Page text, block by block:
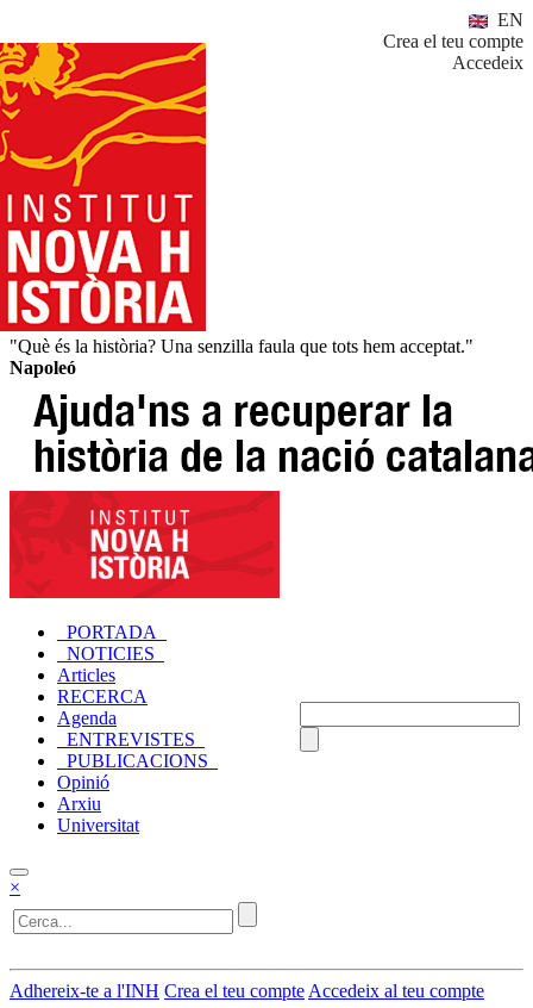
EN
Crea el teu compte
Accedeix
"Què és la història? Una senzilla faula que tots hem acceptat."
Napoleó
_PORTADA_
_NOTICIES_
Articles
RECERCA
Agenda
_ENTREVISTES_
_PUBLICACIONS_
Opinió
Arxiu
Universitat
×
Adhereix-te a l'INH Crea el teu compte Accedeix al teu compte